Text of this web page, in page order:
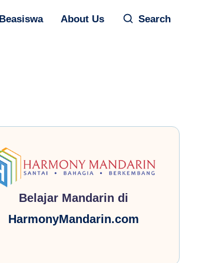
Beasiswa About Us Search
Belajar Mandarin di
HarmonyMandarin.com